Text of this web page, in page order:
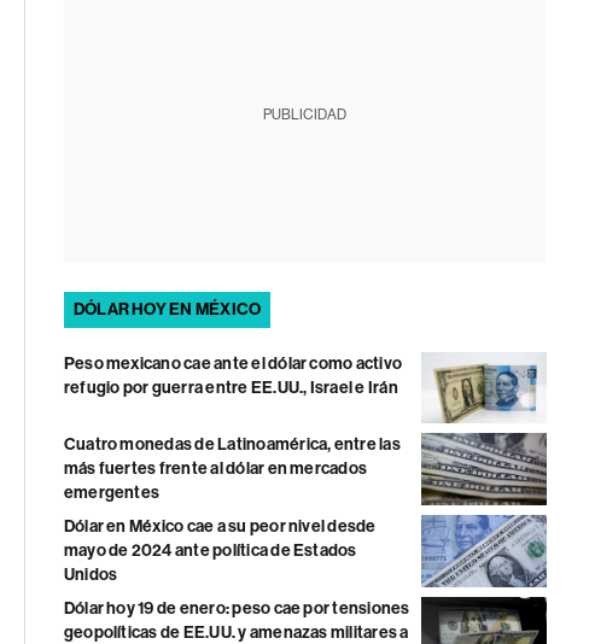
PUBLICIDAD
DÓLAR HOY EN MÉXICO
Peso mexicano cae ante el dólar como activo
refugio por guerra entre EE.UU., Israel e Irán
Cuatro monedas de Latinoamérica, entre las
más fuertes frente al dólar en mercados
emergentes
Dólar en México cae a su peor nivel desde
mayo de 2024 ante política de Estados
Unidos
Dólar hoy 19 de enero: peso cae por tensiones
geopolíticas de EE.UU. y amenazas militares a